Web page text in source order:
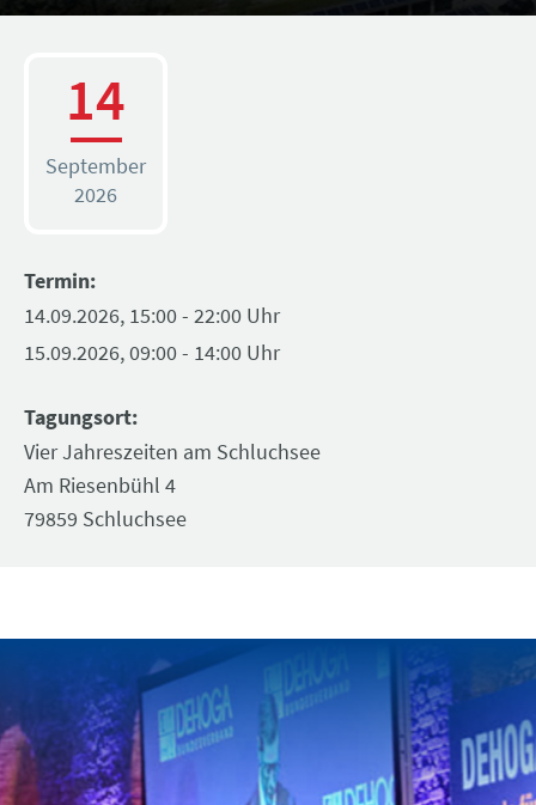
14
September
2026
Termin:
14.09.2026, 15:00 - 22:00 Uhr
15.09.2026, 09:00 - 14:00 Uhr
Tagungsort:
Vier Jahreszeiten am Schluchsee
Am Riesenbühl 4
79859 Schluchsee